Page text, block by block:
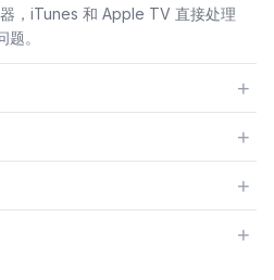
，iTunes 和 Apple TV 直接处理
。
+
+
+
+